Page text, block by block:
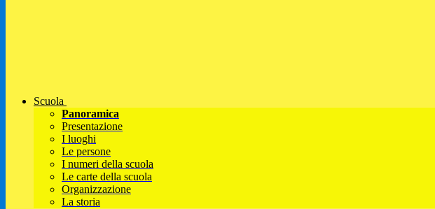
Scuola
Panoramica
Presentazione
I luoghi
Le persone
I numeri della scuola
Le carte della scuola
Organizzazione
La storia